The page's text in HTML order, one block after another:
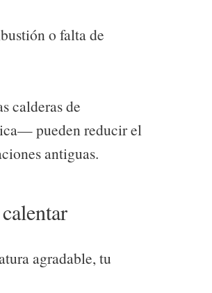
o falta de
calderas de
pueden reducir el
antiguas.
agradable, tu